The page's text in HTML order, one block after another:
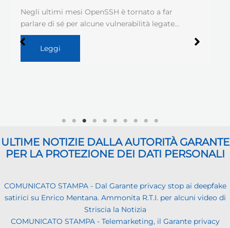
Negli ultimi mesi OpenSSH è tornato a far
parlare di sé per alcune vulnerabilità legate…
Leggi
ULTIME NOTIZIE DALLA AUTORITÀ GARANTE
PER LA PROTEZIONE DEI DATI PERSONALI
COMUNICATO STAMPA - Dal Garante privacy stop ai deepfake
satirici su Enrico Mentana. Ammonita R.T.I. per alcuni video di
Striscia la Notizia
COMUNICATO STAMPA - Telemarketing, il Garante privacy